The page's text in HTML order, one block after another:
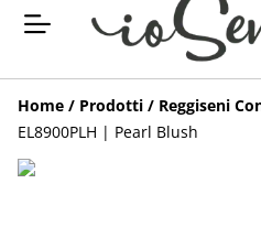
Home / Prodotti / Reggiseni
EL8900PLH | Pearl Blush